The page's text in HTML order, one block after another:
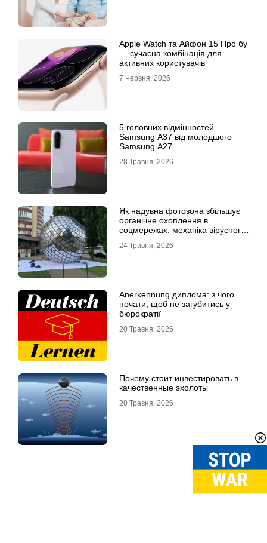
Apple Watch та Айфон 15 Про бу
— сучасна комбінація для
активних користувачів
7 Червня, 2026
5 головних відмінностей
Samsung A37 від молодшого
Samsung A27
28 Травня, 2026
Як надувна фотозона збільшує
органічне охоплення в
соцмережах: механіка вірусного
24 Травня, 2026
Anerkennung диплома: з чого
почати, щоб не загубитись у
бюрократії
20 Травня, 2026
Почему стоит инвестировать в
качественные эхолоты
20 Травня, 2026